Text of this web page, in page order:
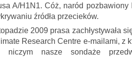
A/H1N1. Cóż, naród
źródła przecieków.
2009 prasa zachłystywała
Research Centre e-mailami, z
niczym nasze sondaże